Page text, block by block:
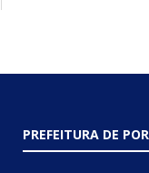
PREFEITURA DE